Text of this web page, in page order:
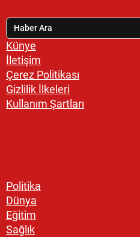
Künye
İletişim
Çerez Politikası
Gizlilik İlkeleri
Kullanım Şartları
Politika
Dünya
Eğitim
Sağlık